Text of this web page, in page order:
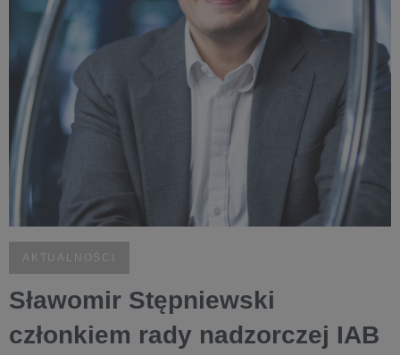
AKTUALNOŚCI
Sławomir Stępniewski
członkiem rady nadzorczej IAB